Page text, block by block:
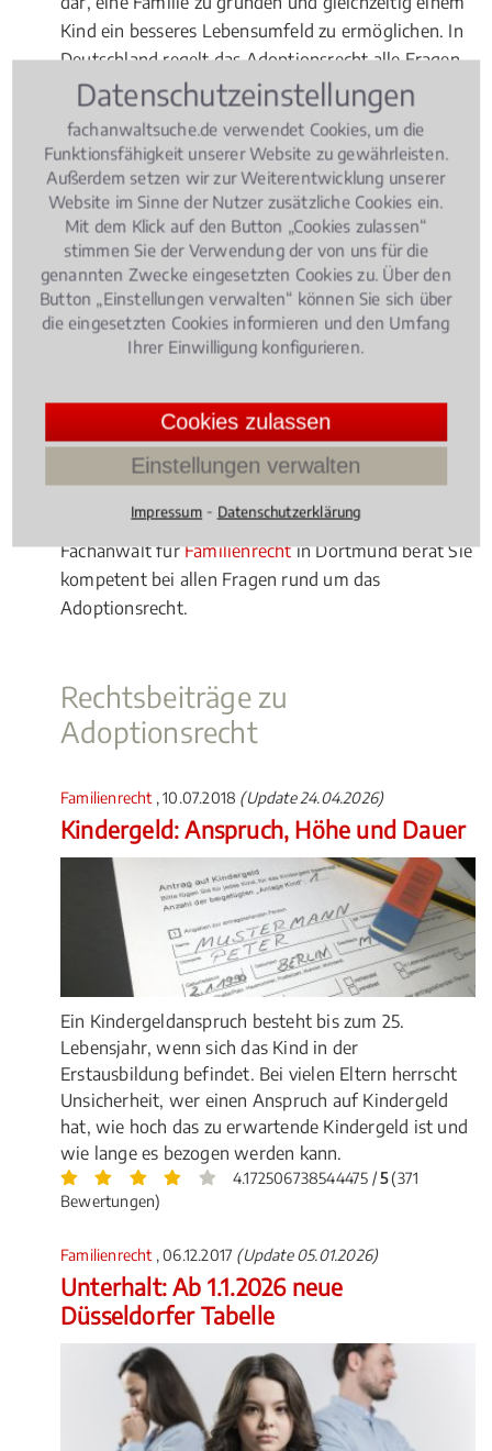
Kind ein besseres Lebensumfeld zu ermöglichen. In
Deutschland regelt das Adoptionsrecht alle Fragen
rund um das Thema Adoption.
Folgende Fragen stellen sich im Zusammenhang mit
dem Adoptionsrecht:
Wer darf ein Kind adoptieren?
Wie lange dauert das Eignungsverfahren beim
Jugendamt?
Was kostet eine Adoption?
Hinblick auf dasAdoptionsrechtzu beachten?
Adoption eines Kindes sind viele
auch für die Adoptiveltern verbunden. Ein
Fachanwalt fürFamilienrechtin Dortmund berät Sie
kompetent bei allen Fragen rund um das
Adoptionsrecht.
Rechtsbeiträge zu
Adoptionsrecht
Familienrecht , 10.07.2018 (Update 24.04.2026)
Kindergeld: Anspruch, Höhe und Dauer
Ein Kindergeldanspruch besteht bis zum 25.
Lebensjahr, wenn sich das Kind in der
Erstausbildung befindet. Bei vielen Eltern herrscht
Unsicherheit, wer einen Anspruch auf Kindergeld
hat, wie hoch das zu erwartende Kindergeld ist und
wie lange es bezogen werden kann.
4.172506738544475 /5(371
Bewertungen)
Familienrecht , 06.12.2017 (Update 05.01.2026)
Unterhalt: Ab 1.1.2026 neue
Düsseldorfer Tabelle
Datenschutzeinstellungen
fachanwaltsuche.de verwendet Cookies, um die
Funktionsfähigkeit unserer Website zu gewährleisten.
Außerdem setzen wir zur Weiterentwicklung unserer
Website im Sinne der Nutzer zusätzliche Cookies ein.
Mit dem Klick auf den Button „Cookies zulassen“
stimmen Sie der Verwendung der von uns für die
genannten Zwecke eingesetzten Cookies zu. Über den
Button „Einstellungen verwalten“ können Sie sich über
die eingesetzten Cookies informieren und den Umfang
Ihrer Einwilligung konfigurieren.
Cookies zulassen
Einstellungen verwalten
Impressum ⁃ Datenschutzerklärung